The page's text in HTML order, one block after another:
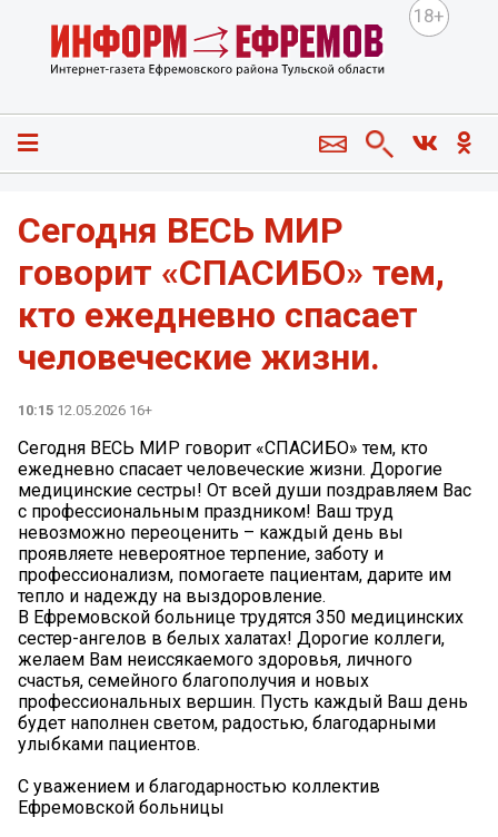
18+
Сегодня ВЕСЬ МИР
говорит «СПАСИБО» тем,
кто ежедневно спасает
человеческие жизни.
10:15 12.05.2026 16+
Сегодня ВЕСЬ МИР говорит «СПАСИБО» тем, кто
ежедневно спасает человеческие жизни. Дорогие
медицинские сестры! От всей души поздравляем Вас
с профессиональным праздником! Ваш труд
невозможно переоценить – каждый день вы
проявляете невероятное терпение, заботу и
профессионализм, помогаете пациентам, дарите им
тепло и надежду на выздоровление.
В Ефремовской больнице трудятся 350 медицинских
сестер-ангелов в белых халатах! Дорогие коллеги,
желаем Вам неиссякаемого здоровья, личного
счастья, семейного благополучия и новых
профессиональных вершин. Пусть каждый Ваш день
будет наполнен светом, радостью, благодарными
улыбками пациентов.
С уважением и благодарностью коллектив
Ефремовской больницы